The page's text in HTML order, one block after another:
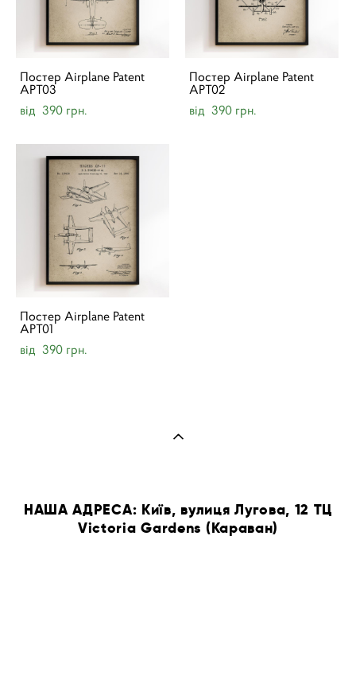
Постер Airplane Patent
APT03
від 390 грн.
Постер Airplane Patent
APT02
від 390 грн.
Постер Airplane Patent
APT01
від 390 грн.
НАША АДРЕСА: Київ, вулиця Лугова, 12 ТЦ
Victoria Gardens (Караван)